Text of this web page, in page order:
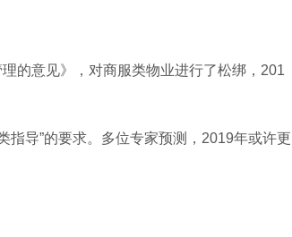
的意见》，对商服类物业进行了松绑，201
指导”的要求。多位专家预测，2019年或许更